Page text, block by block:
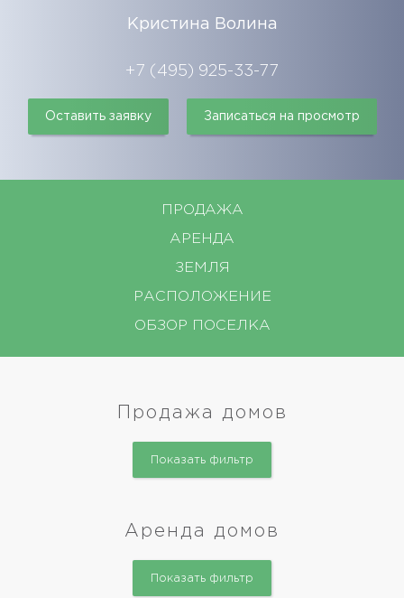
Кристина Волина
+7 (495) 925-33-77
Оставить заявку Записаться на просмотр
ПРОДАЖА
АРЕНДА
ЗЕМЛЯ
РАСПОЛОЖЕНИЕ
ОБЗОР ПОСЕЛКА
Продажа домов
Показать фильтр
Аренда домов
Показать фильтр